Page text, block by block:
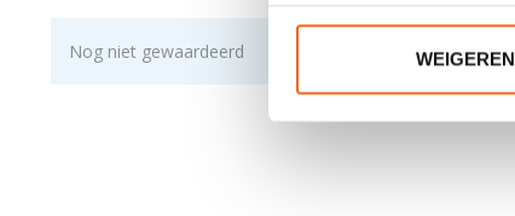
WEIGEREN
Nog niet gewaardeerd